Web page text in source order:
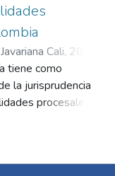
Cali, 2024
;Tejada
Manuel Felipe
tiene como
la jurisprudencia
procesales
en la seguridad